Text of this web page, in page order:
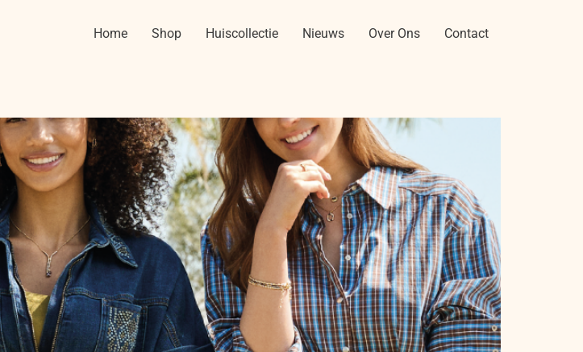
Home Shop Huiscollectie Nieuws Over Ons Contact